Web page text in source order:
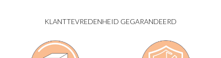
KLANTTEVREDENHEID GEGARANDEERD